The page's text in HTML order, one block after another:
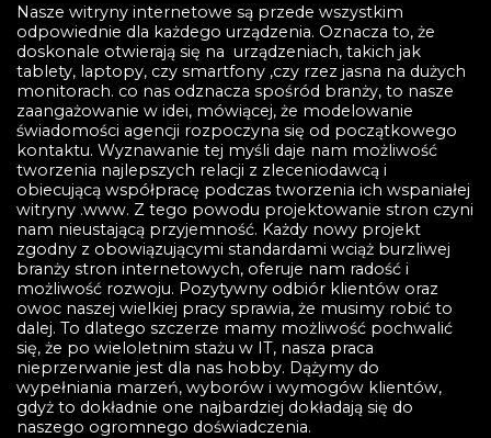
Nasze witryny internetowe są przede wszystkim
odpowiednie dla każdego urządzenia. Oznacza to, że
doskonale otwierają się na urządzeniach, takich jak
tablety, laptopy, czy smartfony ,czy rzez jasna na dużych
monitorach. co nas odznacza spośród branży, to nasze
zaangażowanie w idei, mówiącej, że modelowanie
świadomości agencji rozpoczyna się od początkowego
kontaktu. Wyznawanie tej myśli daje nam możliwość
tworzenia najlepszych relacji z zleceniodawcą i
obiecującą współpracę podczas tworzenia ich wspaniałej
witryny .www. Z tego powodu projektowanie stron czyni
nam nieustającą przyjemność. Każdy nowy projekt
zgodny z obowiązującymi standardami wciąż burzliwej
branży stron internetowych, oferuje nam radość i
możliwość rozwoju. Pozytywny odbiór klientów oraz
owoc naszej wielkiej pracy sprawia, że musimy robić to
dalej. To dlatego szczerze mamy możliwość pochwalić
się, że po wieloletnim stażu w IT, nasza praca
nieprzerwanie jest dla nas hobby. Dążymy do
wypełniania marzeń, wyborów i wymogów klientów,
gdyż to dokładnie one najbardziej dokładają się do
naszego ogromnego doświadczenia.